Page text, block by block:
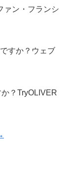
ァン・フランシ
すか？ウェブ
？TryOLIVER